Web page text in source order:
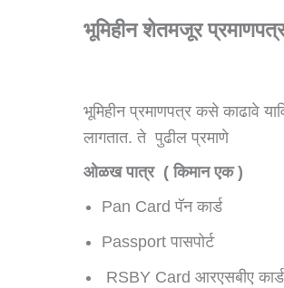
भूमिहीन शेतमजूर
भूमिहीन प्रमाणपत्र कसे काढावे
लागतात. ते पुढील प्रमाणे
ओळख पात्र ( किमान एक )
Pan Card पॅन कार्ड
Passport पासपोर्ट
RSBY Card आरएसबीए कार्ड